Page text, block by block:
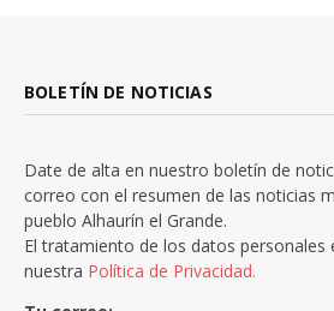
BOLETÍN DE NOTICIAS
Date de alta en nuestro boletín de
correo con el resumen de las noticias
pueblo Alhaurín el Grande.
El tratamiento de los datos personales
nuestra Política de Privacidad.